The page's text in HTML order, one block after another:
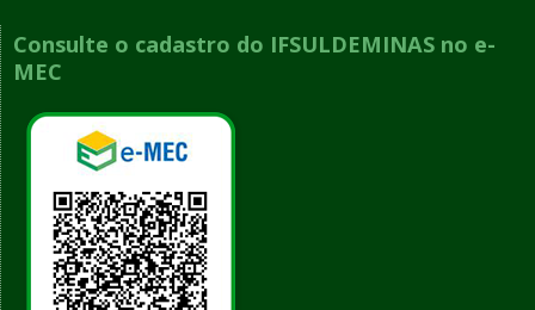
Consulte o cadastro do IFSULDEMINAS no e-
MEC